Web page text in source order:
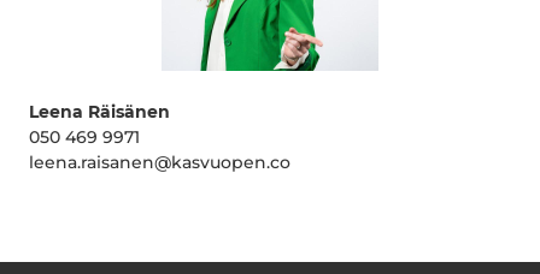
Leena Räisänen
050 469 9971
leena.raisanen@kasvuopen.co